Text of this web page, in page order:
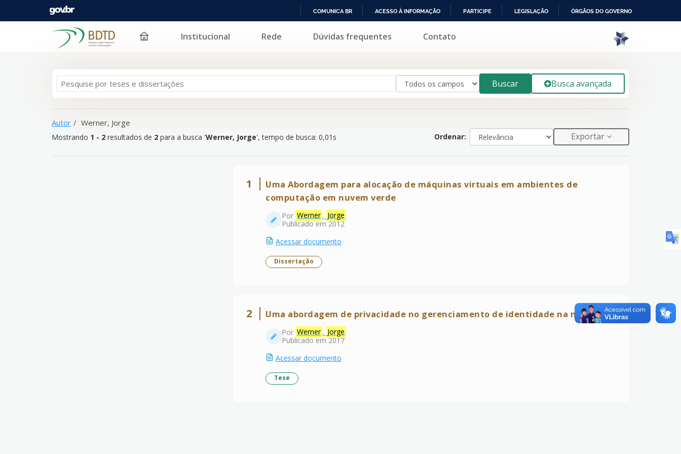
PARA
COMUNICA BR ACESSO À INFORMAÇÃO PARTICIPE LEGISLAÇÃO ÓRGÃOS DO GOVERNO
resultados de2para a busca ' Werner, Jorge'
Pular para o conteúdo Institucional Rede Dúvidas frequentes Contato
Buscar Busca avançada
Autor Werner, Jorge
Mostrando 1 - 2 resultados de 2 para a busca 'Werner, Jorge', tempo de busca: 0,01s Ordenar: Exportar
1
Uma Abordagem para alocação de máquinas virtuais em ambientes de
computação em nuvem verde
Por Werner , Jorge
Publicado em 2012
Acessar documento
Dissertação
2 Uma abordagem de privacidade no gerenciamento de identidade na nuvem
Por Werner , Jorge
Publicado em 2017
Acessar documento
Tese